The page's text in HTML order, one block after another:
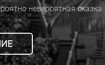
невероятная сказка